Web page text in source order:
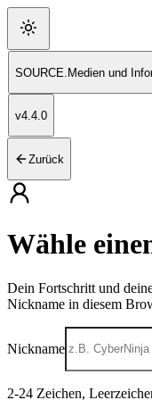
SOURCE Medien und
v4.4.0
Zurück
Wähle
Dein Fortschritt und
Nickname in diesem
Nickname
2-24 Zeichen,